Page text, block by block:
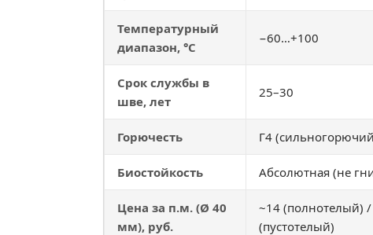
Температурный
диапазон, °C
−60…+100
Срок службы в
шве, лет
25–30
Горючесть Г4
Биостойкость Абсолютная (не
Цена за п.м. (Ø 40
мм), руб.
~14 (полнотелый) /
(пустотелый)